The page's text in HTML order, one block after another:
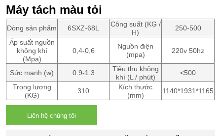
Máy tách màu tỏi
Dòng sản phẩm 6SXZ-68L
Công suất (KG /
H)
250-500
Áp suất nguồn
không khí
(Mpa)
0,4-0,6
Nguồn điện
(mpa)
220v 50hz
Sức mạnh (w) 0.9-1.3
Tiêu thụ không
khí (L / phút)
<500
Trọng lượng
(KG)
310
Kích thước
(mm)
1140*1931*1165
Liên hệ chúng tôi